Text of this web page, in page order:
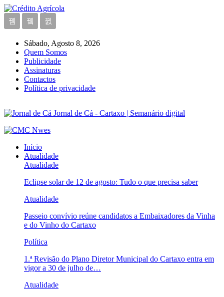
Sábado, Agosto 8, 2026
Quem Somos
Publicidade
Assinaturas
Contactos
Política de privacidade
Jornal de Cá - Cartaxo | Semanário digital
Início
Atualidade
Atualidade
Eclipse solar de 12 de agosto: Tudo o que precisa saber
Atualidade
Passeio convívio reúne candidatos a Embaixadores da Vinha
e do Vinho do Cartaxo
Política
1.ª Revisão do Plano Diretor Municipal do Cartaxo entra em
vigor a 30 de julho de…
Atualidade